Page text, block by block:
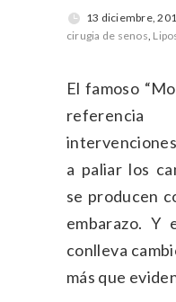
13 diciembre,
cirugia de senos,
El famoso
a paliar los
se producen
embarazo. Y
conlleva
más que